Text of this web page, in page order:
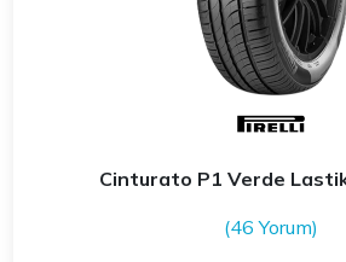
Cinturato P1 Verde
(46 Yorum)